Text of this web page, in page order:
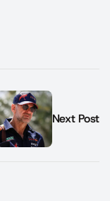
Next Post